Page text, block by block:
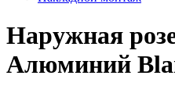
Наружная
Алюминий